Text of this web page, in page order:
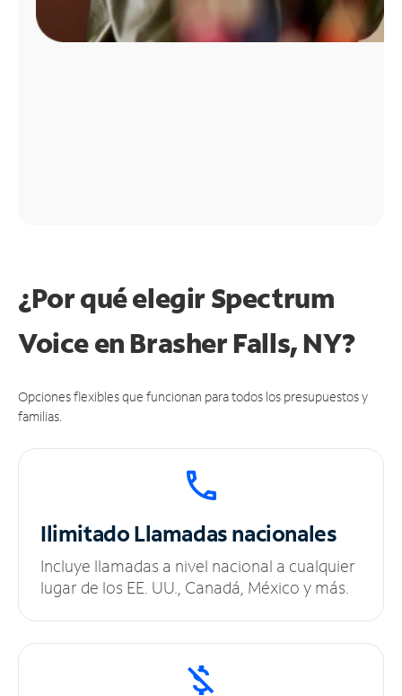
¿Por qué elegir Spectrum
Voice en Brasher Falls, NY?
Opciones flexibles que funcionan para todos los presupuestos y
familias.
IlimitadoLlamadas nacionales
Incluye llamadas a nivel nacional a cualquier
lugar de los EE. UU., Canadá, México y más.